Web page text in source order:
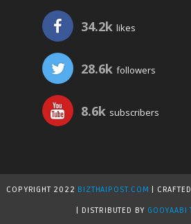
34.2k likes
28.6k followers
8.6k subscribers
COPYRIGHT 2022 BIZTHAIPOST.COM |
| DISTRIBUTED BY GOOYAABI